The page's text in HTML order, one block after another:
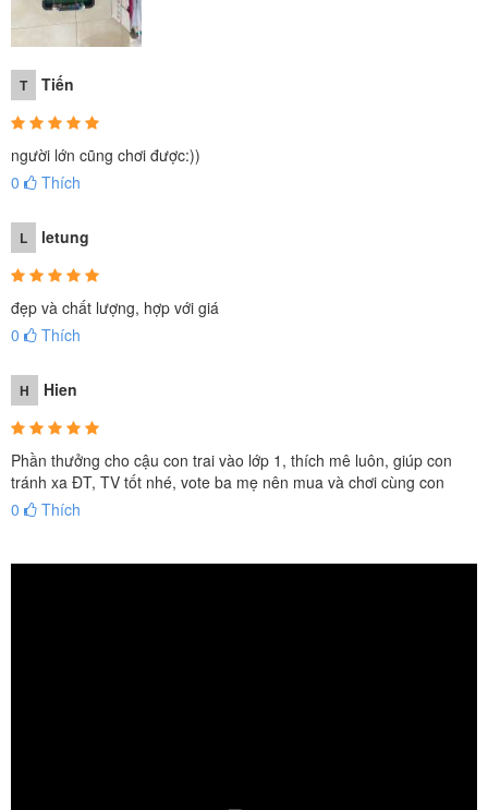
T Tiến
người lớn cũng chơi được:))
0
Thích
L letung
đẹp và chất lượng, hợp với giá
0
Thích
H Hien
Phần thưởng cho cậu con trai vào lớp 1, thích mê luôn, giúp con
tránh xa ĐT, TV tốt nhé, vote ba mẹ nên mua và chơi cùng con
0
Thích